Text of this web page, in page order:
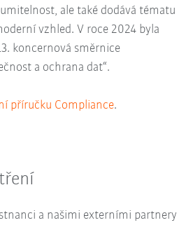
ale také dodává tématu
vzhled. V roce 2024 byla
koncernová směrnice
a ochrana dat“.
příručku Compliance.
a našimi externími partnery